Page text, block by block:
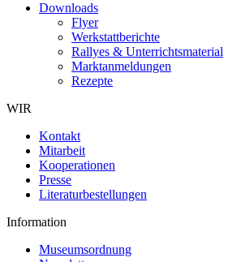
Downloads
Flyer
Werkstattberichte
Rallyes & Unterrichtsmaterial
Marktanmeldungen
Rezepte
WIR
Kontakt
Mitarbeit
Kooperationen
Presse
Literaturbestellungen
Information
Museumsordnung